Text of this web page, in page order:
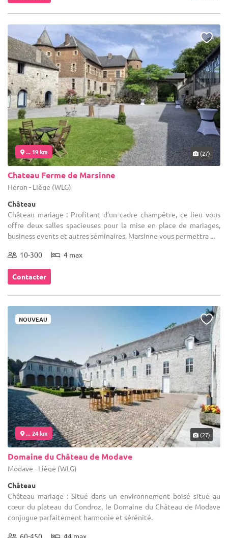
... 19 km (27)
Chateau Ferme de Marsinne
Héron - Liège (WLG)
Château
Château mariage : Profitant d’un cadre champêtre, ce lieu vous
offre deux salles spacieuses pour la mise en place de mariages,
business events et autres séminaires. Marsinne vous permettra ...
10-300 4 max
Contacter
NOUVEAU
... 24 km (27)
Domaine du Château de Modave
Modave - Liège (WLG)
Château
Château mariage : Situé dans un environnement boisé situé au
cœur du plateau du Condroz, le Domaine du Château de Modave
conjugue parfaitement harmonie et sérénité.
60-450 44 max